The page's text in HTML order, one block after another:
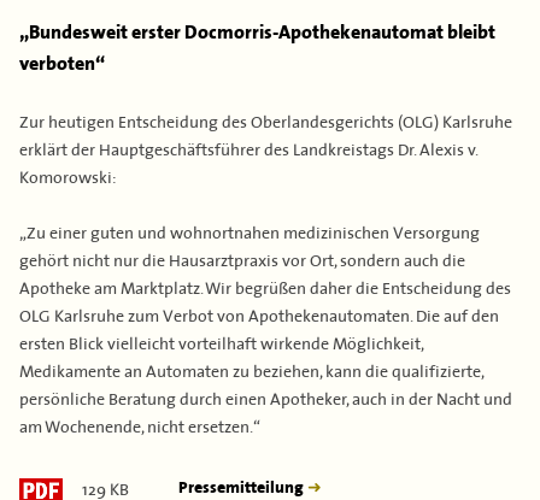
„Bundesweit erster Docmorris-Apothekenautomat bleibt
verboten“
Zur heutigen Entscheidung des Oberlandesgerichts (OLG) Karlsruhe
erklärt der Hauptgeschäftsführer des Landkreistags Dr. Alexis v.
Komorowski:
„Zu einer guten und wohnortnahen medizinischen Versorgung
gehört nicht nur die Hausarztpraxis vor Ort, sondern auch die
Apotheke am Marktplatz. Wir begrüßen daher die Entscheidung des
OLG Karlsruhe zum Verbot von Apothekenautomaten. Die auf den
ersten Blick vielleicht vorteilhaft wirkende Möglichkeit,
Medikamente an Automaten zu beziehen, kann die qualifizierte,
persönliche Beratung durch einen Apotheker, auch in der Nacht und
am Wochenende, nicht ersetzen.“
129 KB Pressemitteilung